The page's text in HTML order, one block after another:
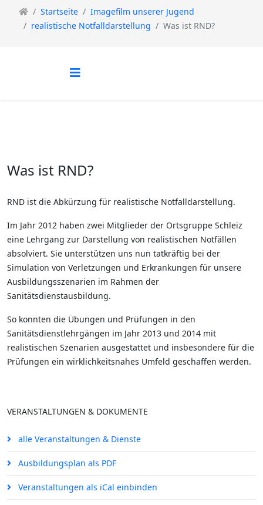
Startseite
Imagefilm unserer Jugend
realistische Notfalldarstellung
Was ist RND?
Was ist RND?
RND ist die Abkürzung für realistische Notfalldarstellung.
Im Jahr 2012 haben zwei Mitglieder der Ortsgruppe Schleiz
eine Lehrgang zur Darstellung von realistischen Notfällen
absolviert. Sie unterstützen uns nun tatkräftig bei der
Simulation von Verletzungen und Erkrankungen für unsere
Ausbildungsszenarien im Rahmen der
Sanitätsdienstausbildung.
So konnten die Übungen und Prüfungen in den
Sanitätsdienstlehrgängen im Jahr 2013 und 2014 mit
realistischen Szenarien ausgestattet und insbesondere für die
Prüfungen ein wirklichkeitsnahes Umfeld geschaffen werden.
VERANSTALTUNGEN & DOKUMENTE
alle Veranstaltungen & Dienste
Ausbildungsplan als PDF
Veranstaltungen als iCal einbinden